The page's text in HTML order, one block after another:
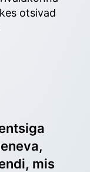
otsivad
mis